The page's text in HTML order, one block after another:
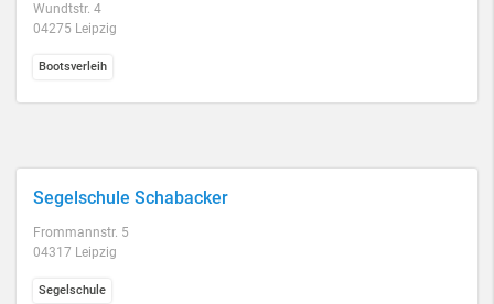
Wundtstr. 4
04275 Leipzig
Bootsverleih
Segelschule Schabacker
Frommannstr. 5
04317 Leipzig
Segelschule